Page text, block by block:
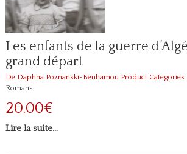
Les enfants de la guerre
grand départ
De Daphna Poznanski-BenhamouProduct Categories :
Romans
20.00€
Lire la suite…